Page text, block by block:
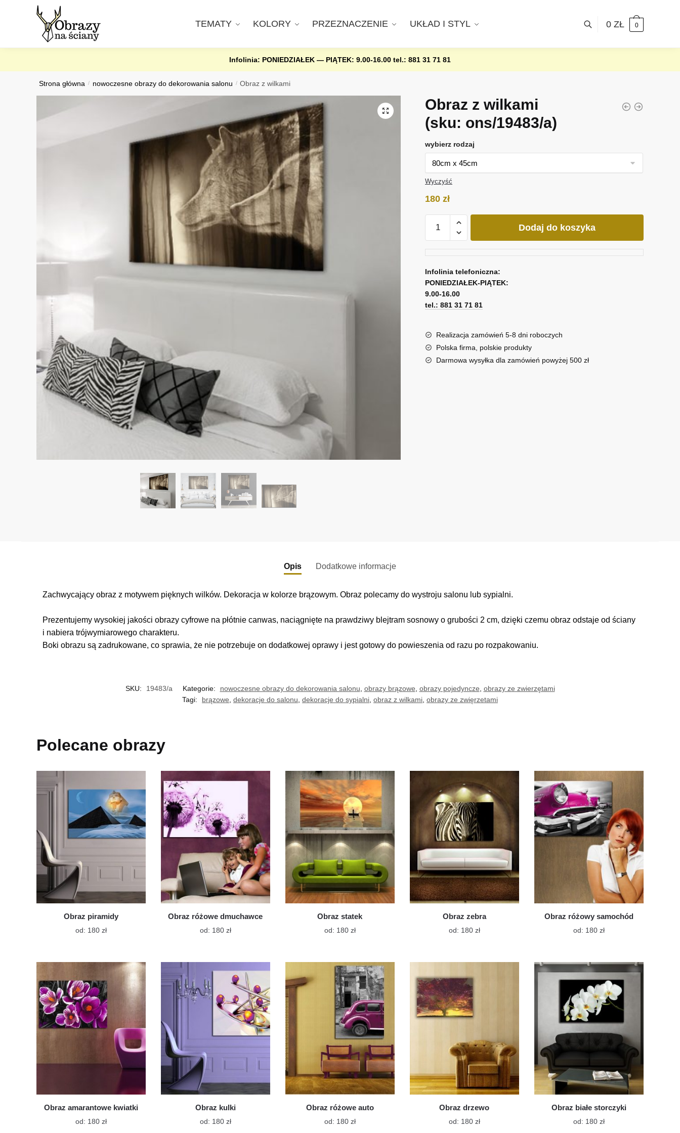
TEMATY KOLORY PRZEZNACZENIE UKŁAD I STYL 0 ZŁ 0
Infolinia: PONIEDZIAŁEK — PIĄTEK: 9.00-16.00 tel.: 881 31 71 81
Strona główna / nowoczesne obrazy do dekorowania salonu / Obraz z wilkami
Obraz z wilkami
(sku: ons/19483/a)
wybierz rodzaj
Wyczyść
180 zł
Obraz
Dodaj do koszyka
Infolinia telefoniczna:
PONIEDZIAŁEK-PIĄTEK:
9.00-16.00
tel.: 881 31 71 81
Realizacja zamówień 5-8 dni roboczych
Polska firma, polskie produkty
Darmowa wysyłka dla zamówień powyżej 500 zł
Opis Dodatkowe informacje
Zachwycający obraz z motywem pięknych wilków. Dekoracja w kolorze brązowym. Obraz polecamy do wystroju salonu lub sypialni.
Prezentujemy wysokiej jakości obrazy cyfrowe na płótnie canwas, naciągnięte na prawdziwy blejtram sosnowy o grubości 2 cm, dzięki czemu obraz odstaje od ściany
i nabiera trójwymiarowego charakteru.
Boki obrazu są zadrukowane, co sprawia, że nie potrzebuje on dodatkowej oprawy i jest gotowy do powieszenia od razu po rozpakowaniu.
SKU: 19483/a Kategorie: nowoczesne obrazy do dekorowania salonu obrazy brązowe obrazy pojedyncze obrazy ze zwierzętami
Tagi:
brązowe dekoracje do salonu dekoracje do sypialni obraz z wilkami obrazy ze zwięrzetami
Polecane obrazy
Obraz piramidy
od: 180 złTen
wiele
wariantów.
Opcje
można
wybrać
na
stronie
produktu
Obraz różowe dmuchawce
od: 180 złTen
wiele
wariantów.
Opcje
można
wybrać
na
stronie
Obraz statek
od: 180 złTen
wiele
wariantów.
Opcje
można
wybrać
na
stronie
produktu
Obraz zebra
od: 180 złTen
wiele
produktu
Obraz różowy samochód
od: 180 złTen
wiele
wariantów.
Opcje
można
wybrać
produktu
Obraz amarantowe kwiatki
od: 180 złTen
Obraz kulki
od: 180 złTen
Obraz różowe auto
od: 180 złTen
Obraz drzewo
od: 180 złTen
Obraz białe storczyki
od: 180 złTen